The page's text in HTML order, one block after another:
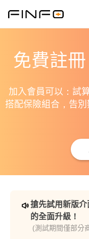
免費註
加入會員可以：試
搭配保險組合，告
搶先試用新版介
的全面升級！
(測試期間僅部分